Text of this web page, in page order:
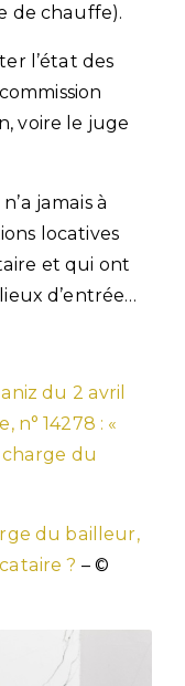
de chauffe).
l’état des
voire le juge
jamais à
locatives
et qui ont
d’entrée…
du 2 avril
n° 14278 : «
charge du
du bailleur,
? – ©